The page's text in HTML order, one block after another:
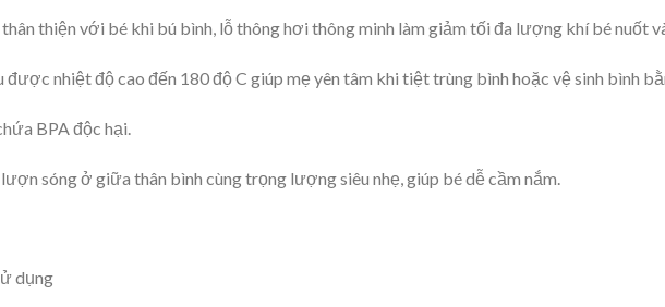
thiện với bé khi bú bình, lỗ thông hơi thông minh làm giảm tối đa lượng khí bé nuốt
nhiệt độ cao đến 180 độ C giúp mẹ yên tâm khi tiệt trùng bình hoặc vệ sinh bình
BPA độc hại.
sóng ở giữa thân bình cùng trọng lượng siêu nhẹ, giúp bé dễ cầm nắm.
dụng